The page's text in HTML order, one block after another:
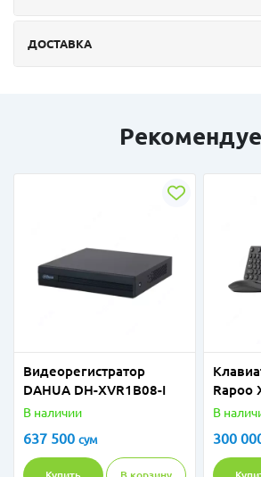
ДОСТАВКА
Видеорегистратор
DAHUA DH-XVR1B08-I
В наличии
637 500 сум
Rapoo
В
300